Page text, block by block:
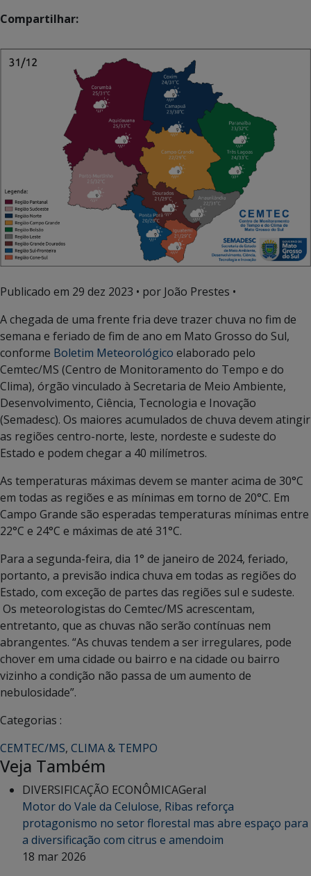
Compartilhar:
Publicado em 29 dez 2023 • por João Prestes •
A chegada de uma frente fria deve trazer chuva no fim de
semana e feriado de fim de ano em Mato Grosso do Sul,
conforme Boletim Meteorológico elaborado pelo
Cemtec/MS (Centro de Monitoramento do Tempo e do
Clima), órgão vinculado à Secretaria de Meio Ambiente,
Desenvolvimento, Ciência, Tecnologia e Inovação
(Semadesc). Os maiores acumulados de chuva devem atingir
as regiões centro-norte, leste, nordeste e sudeste do
Estado e podem chegar a 40 milímetros.
As temperaturas máximas devem se manter acima de 30°C
em todas as regiões e as mínimas em torno de 20°C. Em
Campo Grande são esperadas temperaturas mínimas entre
22°C e 24°C e máximas de até 31°C.
Para a segunda-feira, dia 1° de janeiro de 2024, feriado,
portanto, a previsão indica chuva em todas as regiões do
Estado, com exceção de partes das regiões sul e sudeste.
Os meteorologistas do Cemtec/MS acrescentam,
entretanto, que as chuvas não serão contínuas nem
abrangentes. “As chuvas tendem a ser irregulares, pode
chover em uma cidade ou bairro e na cidade ou bairro
vizinho a condição não passa de um aumento de
nebulosidade”.
Categorias :
CEMTEC/MS, CLIMA & TEMPO
Veja Também
DIVERSIFICAÇÃO ECONÔMICAGeral
Motor do Vale da Celulose, Ribas reforça
protagonismo no setor florestal mas abre espaço para
a diversificação com citrus e amendoim
18 mar 2026